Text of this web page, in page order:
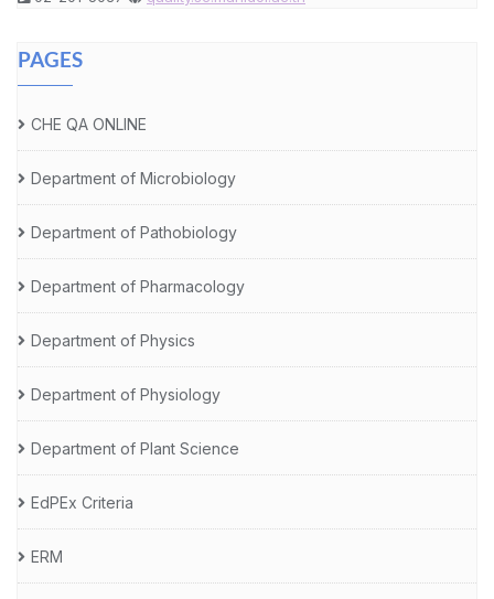
PAGES
CHE QA ONLINE
Department of Microbiology
Department of Pathobiology
Department of Pharmacology
Department of Physics
Department of Physiology
Department of Plant Science
EdPEx Criteria
ERM